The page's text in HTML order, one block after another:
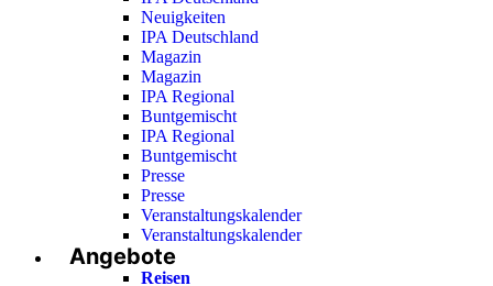
Neuigkeiten
IPA Deutschland
Magazin
Magazin
IPA Regional
Buntgemischt
IPA Regional
Buntgemischt
Presse
Presse
Veranstaltungskalender
Veranstaltungskalender
Angebote
Reisen